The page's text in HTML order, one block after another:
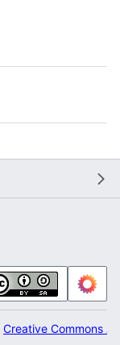
Creative Commons